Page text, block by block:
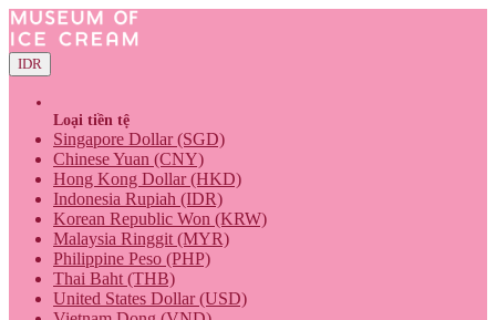
IDR
Loại tiền tệ
Singapore Dollar (SGD)
Chinese Yuan (CNY)
Hong Kong Dollar (HKD)
Indonesia Rupiah (IDR)
Korean Republic Won (KRW)
Malaysia Ringgit (MYR)
Philippine Peso (PHP)
Thai Baht (THB)
United States Dollar (USD)